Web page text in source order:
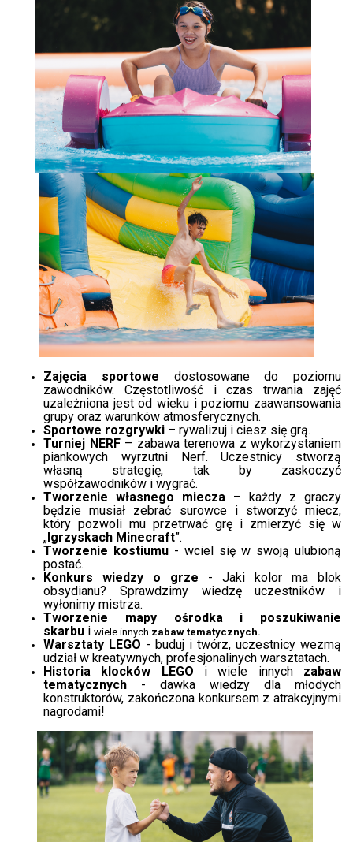
Zajęcia sportowe dostosowane do poziomu
zawodników. Częstotliwość i czas trwania zajęć
uzależniona jest od wieku i poziomu zaawansowania
grupy oraz warunków atmosferycznych.
Sportowe rozgrywki – rywalizuj i ciesz się grą.
Turniej NERF– zabawa terenowa z wykorzystaniem
piankowych wyrzutni Nerf. Uczestnicy stworzą
własną strategię, tak by zaskoczyć
współzawodników i wygrać.
Tworzenie własnego miecza – każdy z graczy
będzie musiał zebrać surowce i stworzyć miecz,
który pozwoli mu przetrwać grę i zmierzyć się w
„Igrzyskach Minecraft”.
Tworzenie kostiumu - wciel się w swoją ulubioną
postać.
Konkurs wiedzy o grze - Jaki kolor ma blok
obsydianu? Sprawdzimy wiedzę uczestników i
wyłonimy mistrza.
Tworzenie mapy ośrodka i poszukiwanie
skarbu i wiele innych zabaw tematycznych.​
Warsztaty LEGO - buduj i twórz, uczestnicy wezmą
udział w kreatywnych, profesjonalinych warsztatach.
Historia klocków LEGO i wiele innych zabaw
tematycznych - dawka wiedzy dla młodych
konstruktorów, zakończona konkursem z atrakcyjnymi
nagrodami!